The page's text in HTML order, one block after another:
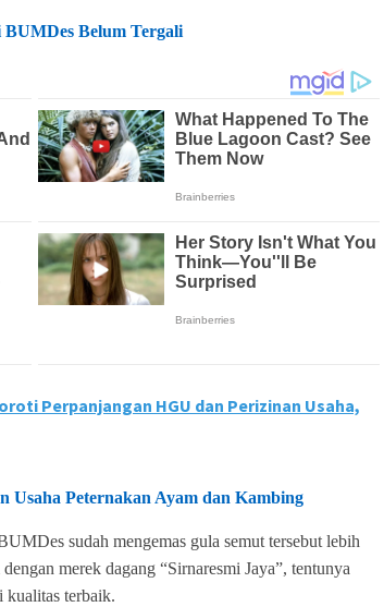
Belum Tergali
Perpanjangan HGU dan Perizinan Usaha,
Usaha Peternakan Ayam dan Kambing
sudah mengemas gula semut tersebut lebih
merek dagang “Sirnaresmi Jaya”, tentunya
kualitas terbaik.